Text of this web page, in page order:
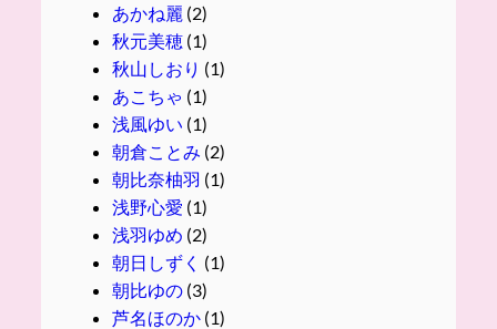
あかね麗 (2)
秋元美穂(1)
秋山しおり (1)
あこちゃ (1)
浅風ゆい (1)
朝倉ことみ (2)
朝比奈柚羽 (1)
浅野心愛 (1)
浅羽ゆめ (2)
朝日しずく (1)
朝比ゆの(3)
芦名ほのか(1)